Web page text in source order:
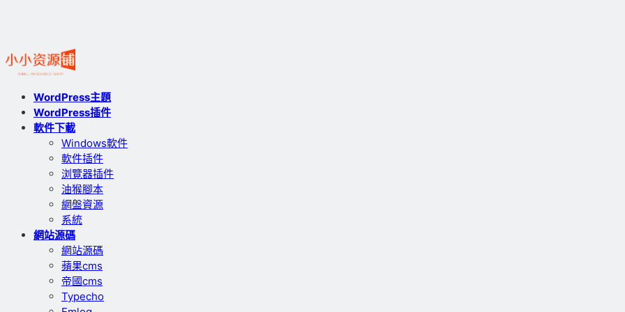
WordPress主題
WordPress插件
軟件下載
Windows軟件
軟件插件
浏覽器插件
油猴腳本
網盤資源
系統
網站源碼
網站源碼
蘋果cms
帝國cms
Typecho